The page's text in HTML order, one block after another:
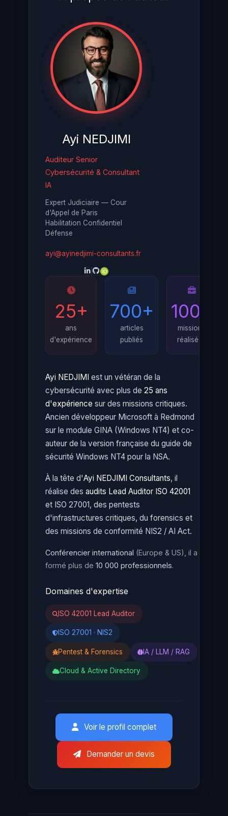
Ayi NEDJIMI
Auditeur Senior
Cybersécurité & Consultant
IA
Expert Judiciaire — Cour
d'Appel de Paris
Habilitation Confidentiel
Défense
ayi@ayinedjimi-consultants.fr
25+
ans
d'expérience
700+
articles
publiés
100+
missions
réalisées
Ayi NEDJIMI est un vétéran de la
cybersécurité avec plus de 25 ans
d'expérience sur des missions critiques.
Ancien développeur Microsoft à Redmond
sur le module GINA (Windows NT4) et co-
auteur de la version française du guide de
sécurité Windows NT4 pour la NSA.
À la tête d'Ayi NEDJIMI Consultants, il
réalise des audits Lead Auditor ISO 42001
et ISO 27001, des pentests
d'infrastructures critiques, du forensics et
des missions de conformité NIS2 / AI Act.
Conférencier international (Europe & US), il a
formé plus de 10 000 professionnels.
Domaines d'expertise
ISO 42001 Lead Auditor
ISO 27001 · NIS2
Pentest & Forensics IA / LLM / RAG
Cloud & Active Directory
Voir le profil complet
Demander un devis